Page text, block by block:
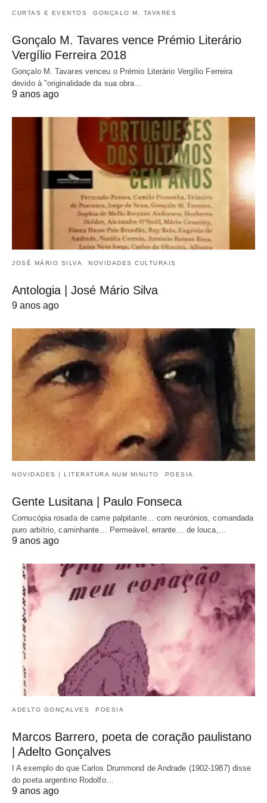
CURTAS E EVENTOS GONÇALO M. TAVARES
Gonçalo M. Tavares vence Prémio Literário
Vergílio Ferreira 2018
Gonçalo M. Tavares venceu o Prémio Literário Vergílio Ferreira
devido à "originalidade da sua obra…
9 anos ago
JOSÉ MÁRIO SILVA NOVIDADES CULTURAIS
Antologia | José Mário Silva
9 anos ago
NOVIDADES | LITERATURA NUM MINUTO POESIA
Gente Lusitana | Paulo Fonseca
Cornucópia rosada de carne palpitante… com neurónios, comandada
puro arbítrio, caminhante… Permeável, errante… de louca,…
9 anos ago
ADELTO GONÇALVES POESIA
Marcos Barrero, poeta de coração paulistano
| Adelto Gonçalves
I A exemplo do que Carlos Drummond de Andrade (1902-1987) disse
do poeta argentino Rodolfo…
9 anos ago